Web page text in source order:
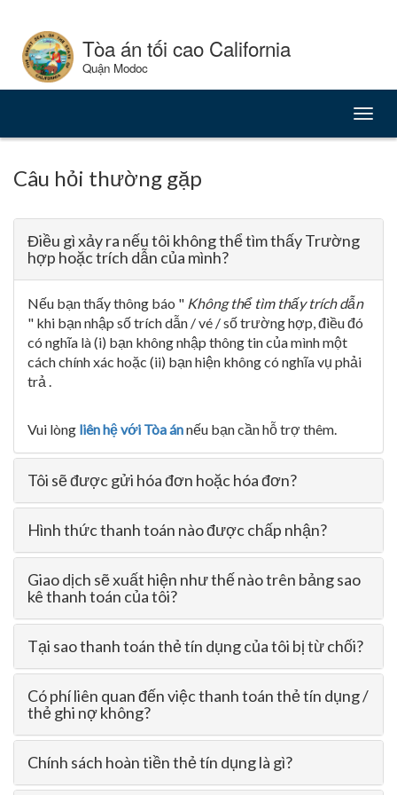
Content
Tòa án tối cao California
Quận Modoc
Câu hỏi thường gặp
Điều gì xảy ra nếu tôi không thể tìm thấy Trường
hợp hoặc trích dẫn của mình?
Nếu bạn thấy thông báo " Không thể tìm thấy trích dẫn
" khi bạn nhập số trích dẫn / vé / số trường hợp, điều đó
có nghĩa là (i) bạn không nhập thông tin của mình một
cách chính xác hoặc (ii) bạn hiện không có nghĩa vụ phải
trả .
Vui lòng liên hệ với Tòa ánnếu bạn cần hỗ trợ thêm.
Tôi sẽ được gửi hóa đơn hoặc hóa đơn?
Hình thức thanh toán nào được chấp nhận?
Giao dịch sẽ xuất hiện như thế nào trên bảng sao
kê thanh toán của tôi?
Tại sao thanh toán thẻ tín dụng của tôi bị từ chối?
Có phí liên quan đến việc thanh toán thẻ tín dụng /
thẻ ghi nợ không?
Chính sách hoàn tiền thẻ tín dụng là gì?